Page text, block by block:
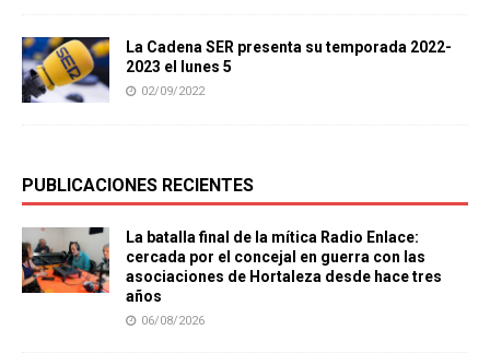
La Cadena SER presenta su temporada 2022-
2023 el lunes 5
02/09/2022
PUBLICACIONES RECIENTES
La batalla final de la mítica Radio Enlace:
cercada por el concejal en guerra con las
asociaciones de Hortaleza desde hace tres
años
06/08/2026